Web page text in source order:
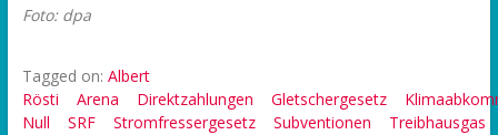
Foto: dpa
Tagged on: Albert
Rösti
Arena Direktzahlungen Gletschergesetz
Null
SRF Stromfressergesetz Subventionen Treibhausgas